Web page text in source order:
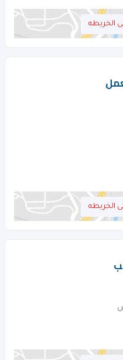
الخريطه
الخريطه